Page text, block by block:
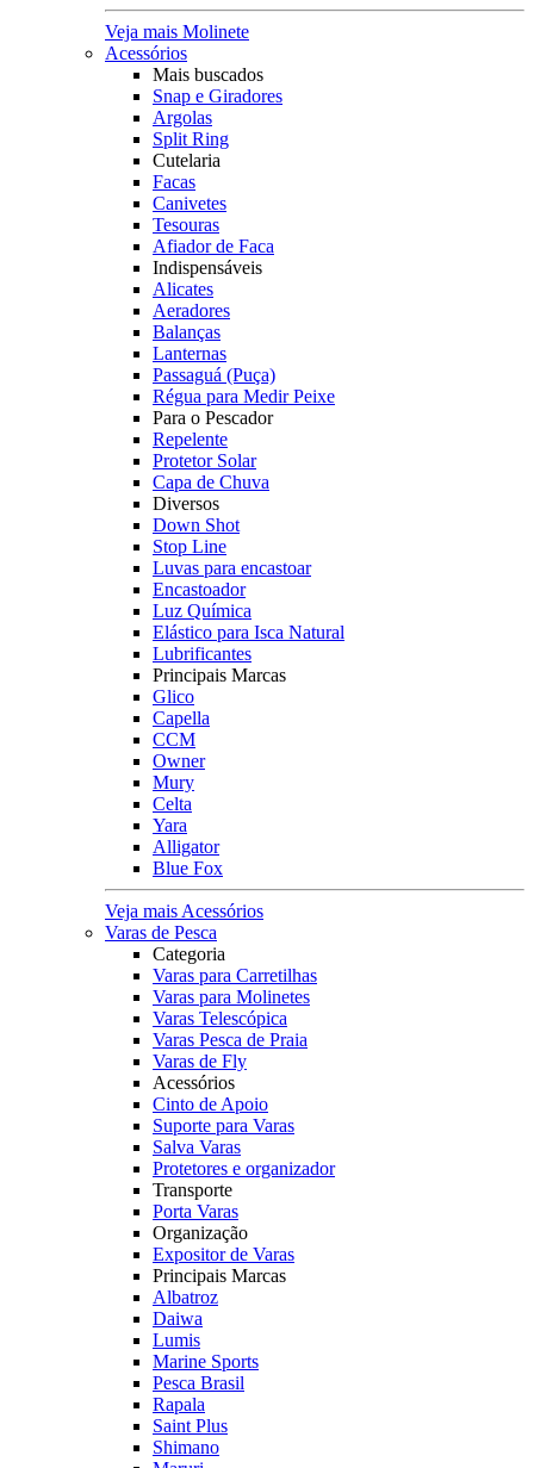
Veja mais Molinete
Acessórios
Mais buscados
Snap e Giradores
Argolas
Split Ring
Cutelaria
Facas
Canivetes
Tesouras
Afiador de Faca
Indispensáveis
Alicates
Aeradores
Balanças
Lanternas
Passaguá (Puça)
Régua para Medir Peixe
Para o Pescador
Repelente
Protetor Solar
Capa de Chuva
Diversos
Down Shot
Stop Line
Luvas para encastoar
Encastoador
Luz Química
Elástico para Isca Natural
Lubrificantes
Principais Marcas
Glico
Capella
CCM
Owner
Mury
Celta
Yara
Alligator
Blue Fox
Veja mais Acessórios
Varas de Pesca
Categoria
Varas para Carretilhas
Varas para Molinetes
Varas Telescópica
Varas Pesca de Praia
Varas de Fly
Acessórios
Cinto de Apoio
Suporte para Varas
Salva Varas
Protetores e organizador
Transporte
Porta Varas
Organização
Expositor de Varas
Principais Marcas
Albatroz
Daiwa
Lumis
Marine Sports
Pesca Brasil
Rapala
Saint Plus
Shimano